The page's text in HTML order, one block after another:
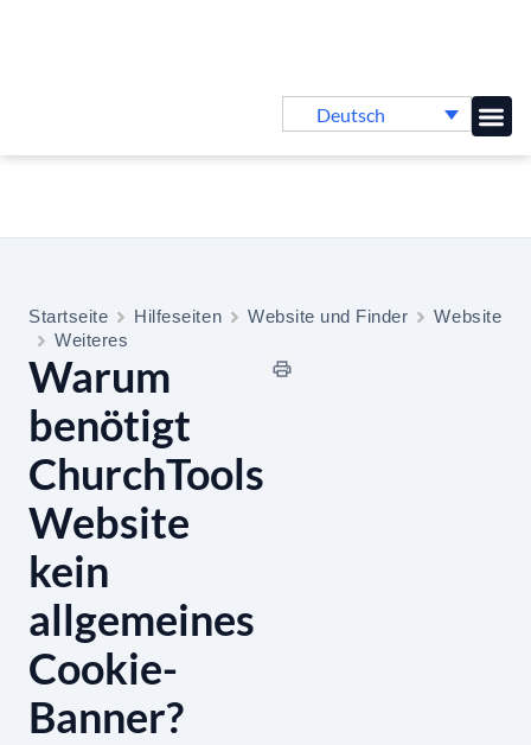
Deutsch
Startseite Hilfeseiten Website und Finder
Website
Weiteres
Warum
benötigt
ChurchTools
Website
kein
allgemeines
Cookie-
Banner?